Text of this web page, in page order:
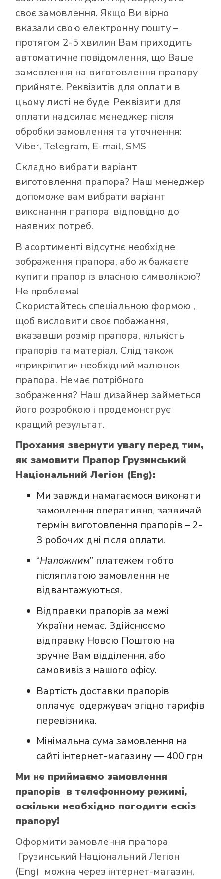
своє замовлення. Якщо Ви вірно
вказали свою електронну пошту –
протягом 2-5 хвилин Вам приходить
автоматичне повідомлення, що Ваше
замовлення на виготовлення прапору
прийняте. Реквізитів для оплати в
цьому листі не буде. Реквізити для
оплати надсилає менеджер після
обробки замовлення та уточнення:
Viber, Telegram, E-mail, SMS.
Складно вибрати варіант
виготовлення прапора? Наш менеджер
допоможе вам вибрати варіант
виконання прапора, відповідно до
наявних потреб.
В асортименті відсутнє необхідне
зображення прапора, або ж бажаєте
купити прапор із власною символікою?
Не проблема!
Скористайтесь спеціальною формою ,
щоб висловити своє побажання,
вказавши розмір прапора, кількість
прапорів та матеріал. Слід також
«прикріпити» необхідний малюнок
прапора. Немає потрібного
зображення? Наш дизайнер займеться
його розробкою і продемонструє
кращий результат.
Прохання звернути увагу перед тим,
як замовити Прапор Грузинський
Національний Легіон (Eng):
Ми завжди намагаємося виконати
замовлення оперативно, зазвичай
термін виготовлення прапорів – 2-
3 робочих дні після оплати.
“Наложним” платежем тобто
післяплатою замовлення не
відвантажуються.
Відправки прапорів за межі
України немає. Здійснюємо
відправку Новою Поштою на
зручне Вам відділення, або
самовивіз з нашого офісу.
Вартість доставки прапорів
оплачує одержувач згідно тарифів
перевізника.
Мінімальна сума замовлення на
сайті інтернет-магазину — 400 грн
Ми не приймаємо замовлення
прапорів в телефонному режимі,
оскільки необхідно погодити ескіз
прапору!
Оформити замовлення прапора
Грузинський Національний Легіон
(Eng) можна через інтернет-магазин,
Як купити прапор
в інтернет-
магазині Лакор: